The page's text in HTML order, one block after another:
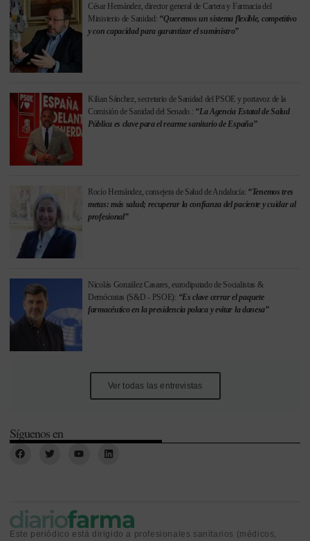
César Hernández, director general de Cartera y Farmacia del
Ministerio de Sanidad: “Queremos un sistema flexible, competitivo
y con capacidad para garantizar el suministro”
Kilian Sánchez, secretario de Sanidad del PSOE y portavoz de la
Comisión de Sanidad del Senado.: “La Agencia Estatal de Salud
Pública es clave para el rearme sanitario de España”
Rocío Hernández, consejera de Salud de Andalucía: “Tenemos tres
metas: más salud; recuperar la confianza del paciente y cuidar al
profesional”
Nicolás González Casares, eurodiputado de Socialistas &
Demócratas (S&D - PSOE): “Es clave cerrar el paquete
farmacéutico en la presidencia polaca y evitar la danesa”
Ver todas las entrevistas
Síguenos en
Este periódico está dirigido a profesionales sanitarios (médicos,